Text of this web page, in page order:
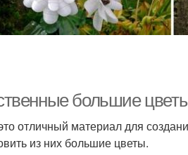
большие
отличный материал для
из них большие цветы.